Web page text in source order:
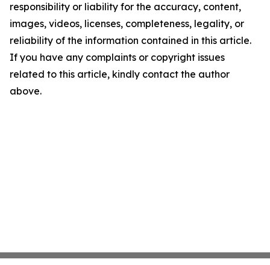
responsibility or liability for the accuracy, content,
images, videos, licenses, completeness, legality, or
reliability of the information contained in this article.
If you have any complaints or copyright issues
related to this article, kindly contact the author
above.